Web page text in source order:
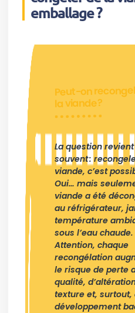
emballage ?
Peut-on
la viande ?
La question revient
souvent :
viande, c’est
Oui… mais
viande a été
au réfrigérateur,
température
sous l’eau chaude.
Attention, chaque
recongélation
le risque de perte
qualité,
texture et, surtout,
développement